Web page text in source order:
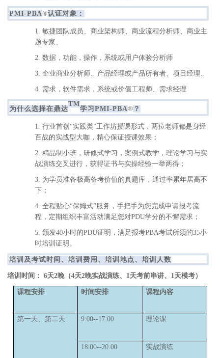
PMI-PBA®认证对象：
1. 敏捷团队成员、商业架构师、商业流程分析师、商业主
题专家、
2. 数据，功能，操作，系统或用户体验分析师
3. 企业商业分析师、产品经理或产品所有者、项目经理、
4. 需求，软件需求，系统或价值工程师、需求经理
为什么选择在鼎达
TM
学习PMI-PBA® ？
1. 行业首创“实践类”工作坊授课形式，两位老师都是身经
百战的实战型大咖，精心保证授课效果；
2. 精品制小班，研修式学习，案例式教学，理论学习与实
战演练交叉进行，获得证书与实操经验一举两得；
3. 为学员准备极高备考价值的真题库，通过率累年居高不
下；
4. 全程贴心“保姆式”服务，手把手为您完成申请报考流
程，定期组织丰富活动满足您对PDU学分的不懈需求；
5. 颁发40小时的PDU证明，满足报考PBA考试所须的35小
时培训证明。
培训及考试时间、培训费用、培训地点、培训人数
培训时间： 6天2晚（4天2晚实战演练、 1天考前串讲、 1天模考）
课程安排 时间安排 课程内容
第一天、第二天 9:00--17:00 理论课
18:00--20:00 实战演练